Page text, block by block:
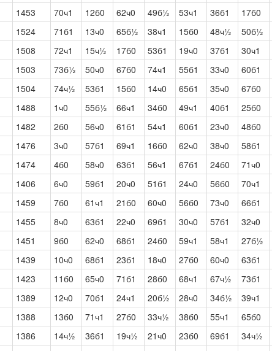
1453 70ч1 12б0 62ч0 49б½ 53ч1 36б1 17б0
1524 71б1 13ч0 65б½ 38ч1 15б0 48ч½ 50б½
1508 72ч1 15ч½ 17б0 53б1 19ч0 37б1 30ч1
1503 73б½ 50ч0 67б0 74ч1 55б1 33ч0 60б1
1504 74ч½ 53б1 15б0 14ч0 65б1 35ч0 67б0
1488 1ч0 55б½ 66ч1 34б0 49ч1 40б1 25б0
1482 2б0 56ч0 61б1 54ч1 60б1 23ч0 48б0
1476 3ч0 57б1 69ч1 16б0 62ч0 38ч0 58б1
1474 4б0 58ч0 63б1 56ч1 67б1 24б0 71ч0
1406 6ч0 59б1 20ч0 51б1 24ч0 56б0 70ч1
1459 7б0 61ч1 21б0 60ч0 56б0 73ч0 66б1
1455 8ч0 63б1 22ч0 69б1 30ч0 57б1 32ч0
1451 9б0 62ч0 68б1 24б0 59ч1 58ч1 27б½
1439 10ч0 68б1 23б1 18ч0 27б0 60ч0 63б1
1423 11б0 65ч0 71б1 28б0 68ч1 67ч½ 73б1
1389 12ч0 70б1 24ч1 20б½ 28ч0 34б½ 39ч1
1388 13б0 71ч1 27б0 33ч½ 38б0 55ч1 65б0
1386 14ч½ 36б1 19ч½ 21ч0 23б0 69б1 34ч½